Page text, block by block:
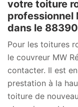
votre toiture
professionnel
dans le 88390
Pour les toitures
le couvreur MW
contacter. Il est
prestation à la
toiture de